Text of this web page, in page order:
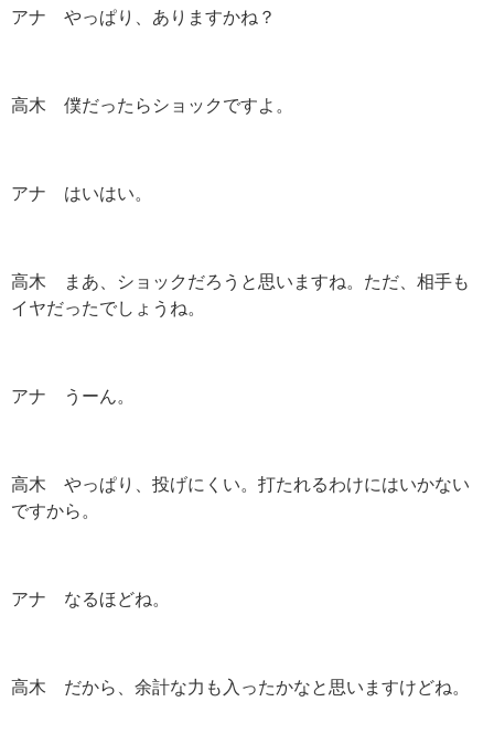
アナ やっぱり、ありますかね？
高木 僕だったらショックですよ。
アナ はいはい。
高木 まあ、ショックだろうと思いますね。ただ、相手も
イヤだったでしょうね。
アナ うーん。
高木 やっぱり、投げにくい。打たれるわけにはいかない
ですから。
アナ なるほどね。
高木 だから、余計な力も入ったかなと思いますけどね。